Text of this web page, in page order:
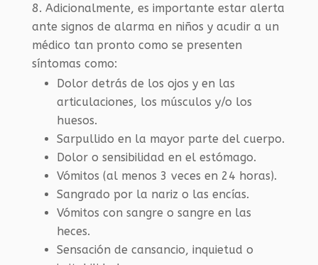
Adicionalmente, es importante estar alerta
ante signos de alarma en niños y acudir a un
médico tan pronto como se presenten
síntomas como:
Dolor detrás de los ojos y en las
articulaciones, los músculos y/o los
huesos.
Sarpullido en la mayor parte del cuerpo.
Dolor o sensibilidad en el estómago.
Vómitos (al menos 3 veces en 24 horas).
Sangrado por la nariz o las encías.
Vómitos con sangre o sangre en las
heces.
Sensación de cansancio, inquietud o